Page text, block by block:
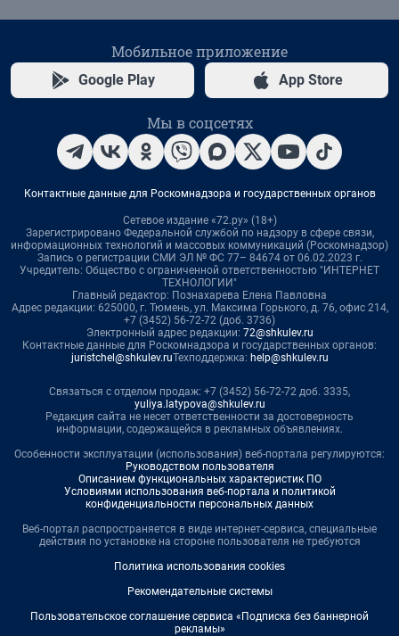
Мобильное приложение
Google Play App Store
Мы в соцсетях
Контактные данные для Роскомнадзора и государственных органов
Сетевое издание «72.ру» (18+)
Зарегистрировано Федеральной службой по надзору в сфере связи,
информационных технологий и массовых коммуникаций (Роскомнадзор)
Запись о регистрации СМИ ЭЛ № ФС 77– 84674 от 06.02.2023 г.
Учредитель: Общество с ограниченной ответственностью "ИНТЕРНЕТ
ТЕХНОЛОГИИ"
Главный редактор: Познахарева Елена Павловна
Адрес редакции: 625000, г. Тюмень, ул. Максима Горького, д. 76, офис 214,
+7 (3452) 56-72-72 (доб. 3736)
Электронный адрес редакции: 72@shkulev.ru
Контактные данные для Роскомнадзора и государственных органов:
juristchel@shkulev.ruТехподдержка: help@shkulev.ru
Связаться с отделом продаж: +7 (3452) 56-72-72 доб. 3335,
yuliya.latypova@shkulev.ru
Редакция сайта не несет ответственности за достоверность
информации, содержащейся в рекламных объявлениях.
Особенности эксплуатации (использования) веб-портала регулируются:
Руководством пользователя
Описанием функциональных характеристик ПО
Условиями использования веб-портала и политикой
конфиденциальности персональных данных
Веб-портал распространяется в виде интернет-сервиса, специальные
действия по установке на стороне пользователя не требуются
Политика использования cookies
Рекомендательные системы
Пользовательское соглашение сервиса «Подписка без баннерной
рекламы»